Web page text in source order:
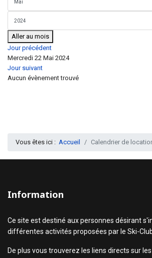
Aller au mois
Jour précédent
Mercredi 22 Mai 2024
Jour suivant
Aucun évènement trouvé
Vous êtes ici : Accueil Calendrier de
Information
Ce site est destiné aux personnes désirant
différentes activités proposées par le Ski-
De plus vous trouverez les liens directs sur